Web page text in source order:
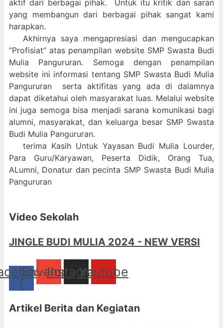
aktif dari berbagai pihak. Untuk itu kritik dan saran
yang membangun dari berbagai pihak sangat kami
harapkan.
Akhirnya saya mengapresiasi dan mengucapkan
“Profisiat” atas penampilan website SMP Swasta Budi
Mulia Pangururan. Semoga dengan penampilan
website ini informasi tentang SMP Swasta Budi Mulia
Pangururan serta aktifitas yang ada di dalamnya
dapat diketahui oleh masyarakat luas. Melalui website
ini juga semoga bisa menjadi sarana komunikasi bagi
alumni, masyarakat, dan keluarga besar SMP Swasta
Budi Mulia Pangururan.
terima Kasih Untuk Yayasan Budi Mulia Lourder,
Para Guru/Karyawan, Peserta Didik, Orang Tua,
ALumni, Donatur dan pecinta SMP Swasta Budi Mulia
Pangururan
Video Sekolah
JINGLE BUDI MULIA 2024 - NEW VERSI
f
Envelope
Instagram
Youtube
Artikel Berita dan Kegiatan